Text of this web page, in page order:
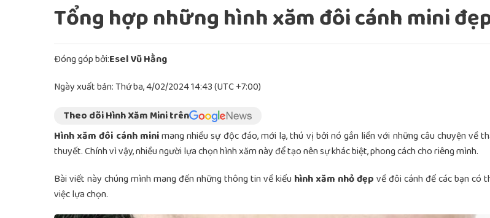
Tổng hợp những hình xăm đôi cánh mini
Đóng góp bởi:Esel Vũ Hằng
Ngày xuất bản: Thứ ba, 4/02/2024 14:43 (UTC +7:00)
Theo dõi Hình Xăm Mini trên
Hình xăm đôi cánh minimang nhiều sự độc đáo, mới lạ, thú vị bởi nó gắn liền với những câu chuyện về
thuyết. Chính vì vậy, nhiều người lựa chọn hình xăm này để tạo nên sự khác biệt, phong cách cho riêng mình.
Bài viết này chúng mình mang đến những thông tin về kiểu hình xăm nhỏ đẹp về đôi cánh để các bạn có
việc lựa chọn.